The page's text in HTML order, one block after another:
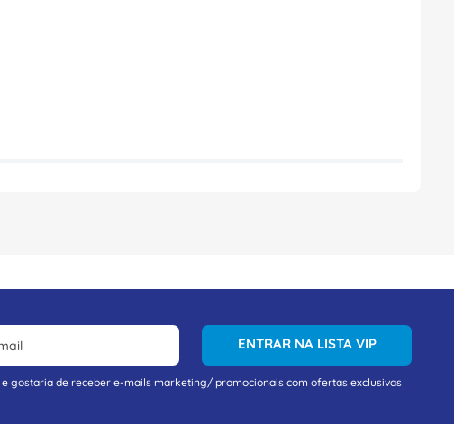
ENTRAR NA LISTA VIP
e gostaria de receber e-mails marketing/ promocionais com ofertas exclusivas